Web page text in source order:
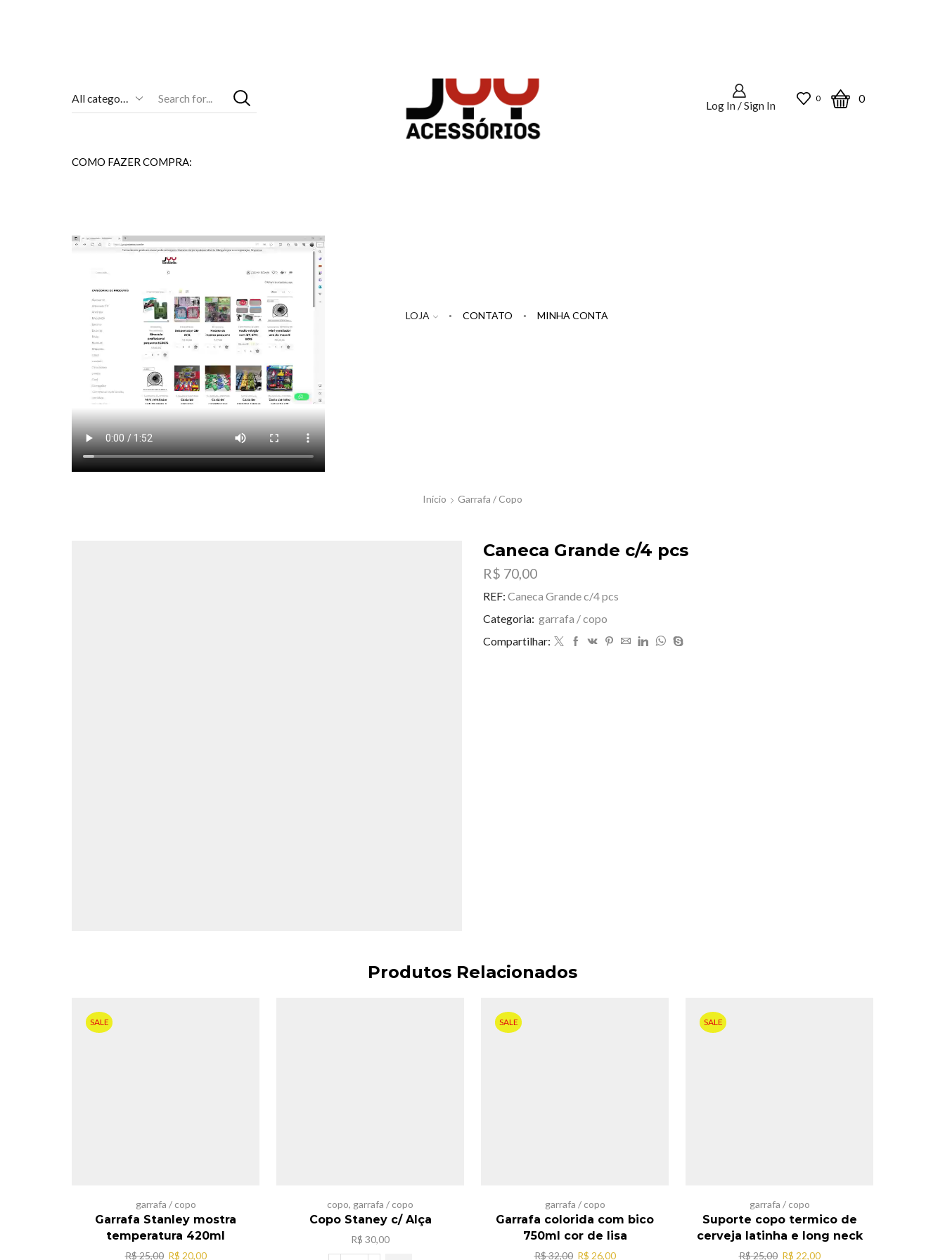
Entrada
Log In / Sign In
0 0
COMO FAZER COMPRA:
LOJA CONTATO MINHA CONTA
Início Garrafa / Copo
Caneca Grande c/4 pcs
R$ 70,00
REF: Caneca Grande c/4 pcs
Categoria: garrafa / copo
Compartilhar:
Produtos Relacionados
SALE
garrafa / copo
Garrafa Stanley mostra
temperatura 420ml
R$25,00 O
R$ 20,00O
copo, garrafa / copo
Copo Staney c/ Alça
R$ 30,00
SALE
garrafa / copo
Garrafa colorida com bico
750ml cor de lisa
R$32,00 O
R$ 26,00O
SALE
garrafa / copo
Suporte copo termico de
cerveja latinha e long neck
R$25,00 O
R$ 22,00O